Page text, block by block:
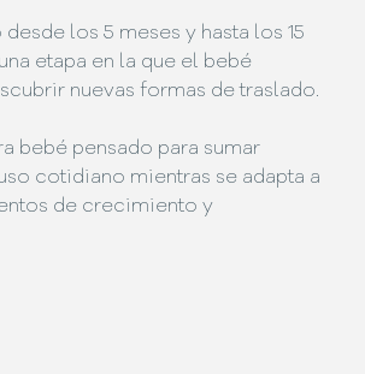
los 5 meses y hasta los 15
etapa en la que el bebé
nuevas formas de traslado.
bebé pensado para sumar
cotidiano mientras se adapta a
de crecimiento y